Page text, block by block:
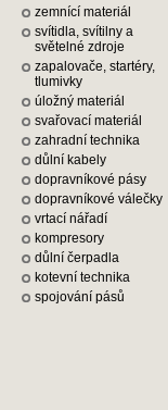
zemnící materiál
svítidla, svítilny a
světelné zdroje
zapalovače, startéry,
tlumivky
úložný materiál
svařovací materiál
zahradní technika
důlní kabely
dopravníkové pásy
dopravníkové válečky
vrtací nářadí
kompresory
důlní čerpadla
kotevní technika
spojování pásů